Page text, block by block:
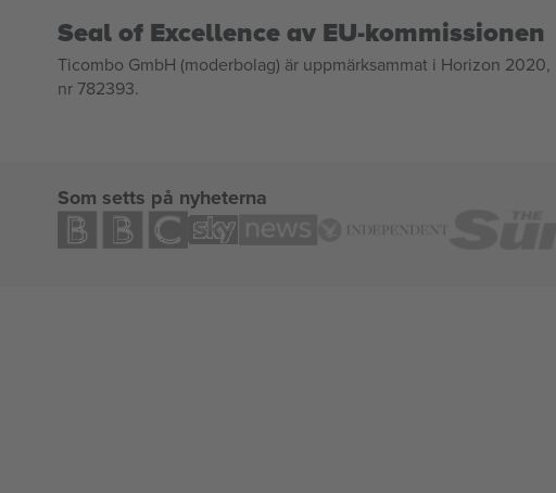
Seal of Excellence av EU-kommissionen
Ticombo GmbH (moderbolag) är uppmärksammat i Horizon
nr 782393.
Som setts på nyheterna